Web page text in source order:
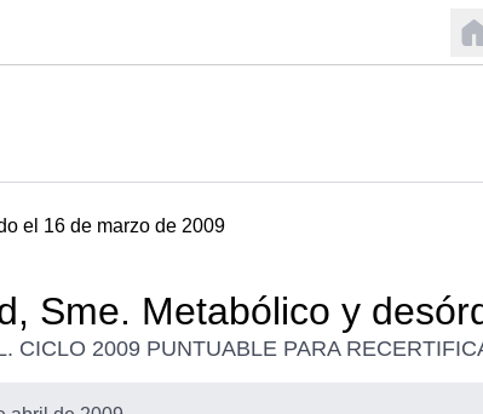
el 16 de marzo de 2009
Sme. Metabólico y
CICLO 2009 PUNTUABLE PARA